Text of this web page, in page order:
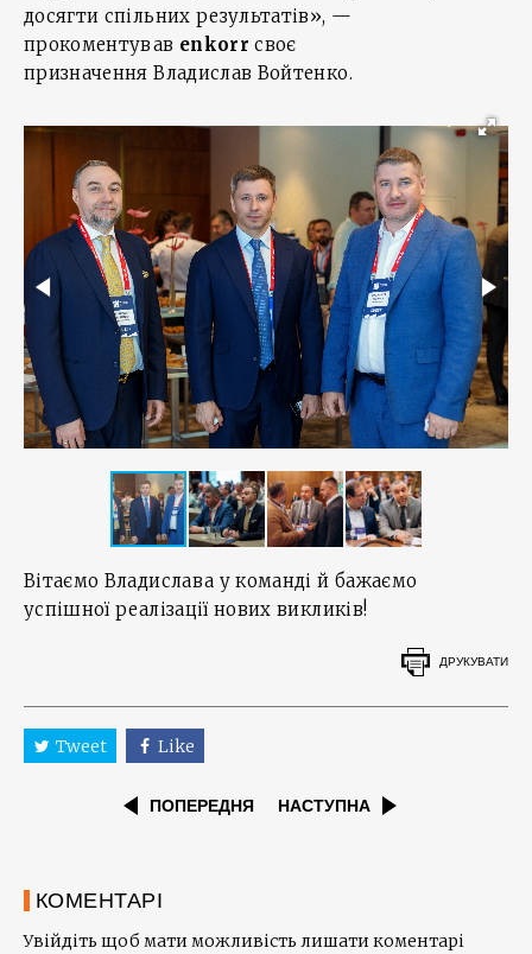
досягти спільних результатів», —
прокоментував enkorrсвоє
призначення Владислав Войтенко.
Вітаємо Владислава у команді й бажаємо
успішної реалізації нових викликів!
ДРУКУВАТИ
Tweet Like
ПОПЕРЕДНЯ НАСТУПНА
КОМЕНТАРІ
Увійдіть щоб мати можливість лишати коментарі